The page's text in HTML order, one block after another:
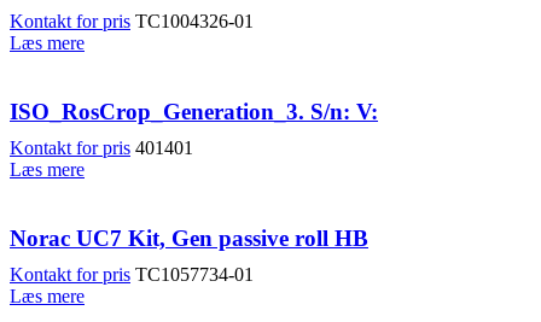
Kontakt for pris TC1004326-01
Læs mere
ISO_RosCrop_Generation_3. S/n: V:
Kontakt for pris 401401
Læs mere
Norac UC7 Kit, Gen passive roll HB
Kontakt for pris TC1057734-01
Læs mere